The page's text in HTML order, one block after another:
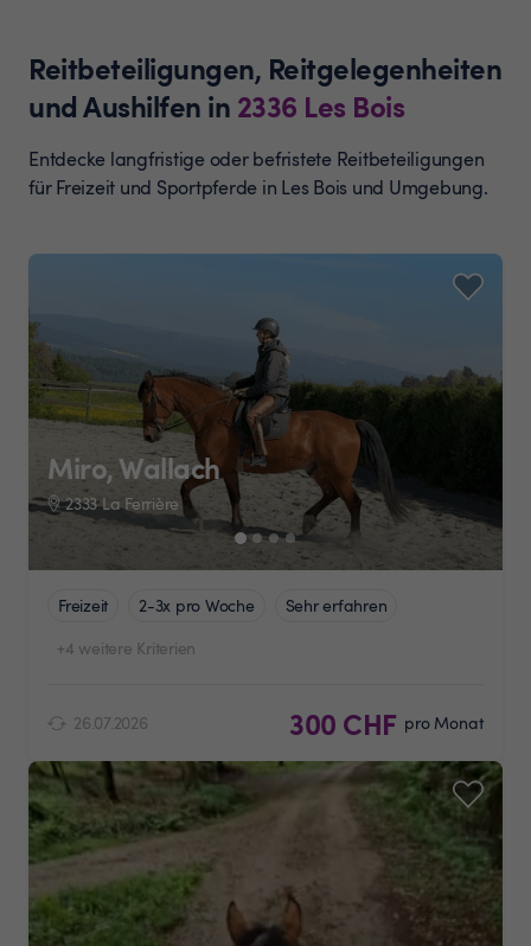
Reitbeteiligungen, Reitgelegenheiten
und Aushilfen in 2336 Les Bois
Entdecke langfristige oder befristete Reitbeteiligungen
für Freizeit und Sportpferde in Les Bois und Umgebung.
Miro, Wallach
2333 La Ferrière
Freizeit 2-3x pro Woche
Sehr erfahren
+4 weitere Kriterien
26.07.2026 300 CHF pro Monat